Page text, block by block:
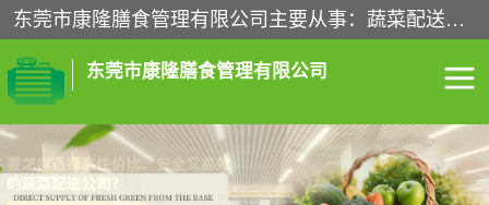
东莞市康隆膳食管理有限公司主要从事：蔬菜配送、食堂承包、企业工厂食堂承包、机关单位食堂承包、调味品配送、粮油配送、干货配送、副食配送、水果配送、海鲜配送等业务，东莞蔬菜配送电话，咨询在线客服。
东莞市康隆膳食管理有限公司
食堂承包 蔬菜配送